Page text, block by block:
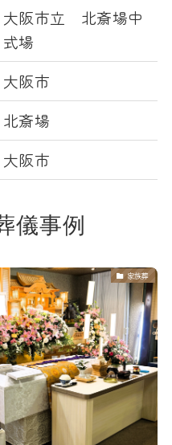
大阪市立 北斎場中
式場
大阪市
北斎場
大阪市
儀事例
家族葬